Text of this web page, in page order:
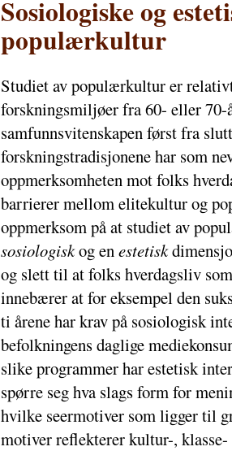
Sosiologiske og
populærkultur
Studiet av populærkultur er
forskningsmiljøer fra 60- eller 70-
samfunnsvitenskapen først fra
forskningstradisjonene har som
oppmerksomheten mot folks
barrierer mellom elitekultur og
oppmerksom på at studiet av
sosiologiskog enestetisk
og slett til at folks hverdagsliv
innebærer at for eksempel den
ti årene har krav på sosiologisk
befolkningens daglige
slike programmer har estetisk
spørre seg hva slags form for
hvilke seermotiver som ligger til
motiver reflekterer kultur-,